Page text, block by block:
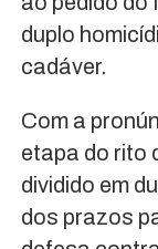
duplo
cadáver.
Com a
etapa do rito
dividido em
dos prazos